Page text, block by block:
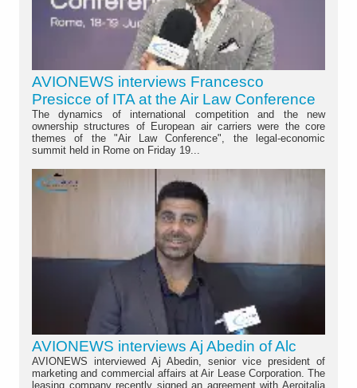
AVIONEWS interviews Francesco
Presicce of ITA at the Air Law Conference
The dynamics of international competition and the new
ownership structures of European air carriers were the core
themes of the "Air Law Conference", the legal-economic
summit held in Rome on Friday 19...
AVIONEWS interviews Aj Abedin of Alc
AVIONEWS interviewed Aj Abedin, senior vice president of
marketing and commercial affairs at Air Lease Corporation. The
leasing company recently signed an agreement with Aeroitalia